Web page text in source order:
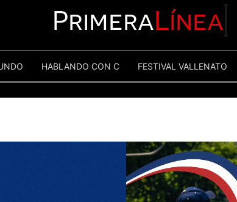
PrimeraLínea
HABLANDO CON C FESTIVAL VALLENATO